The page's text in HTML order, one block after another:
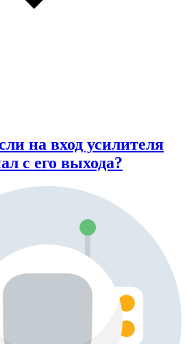
на вход усилителя
с его выхода?